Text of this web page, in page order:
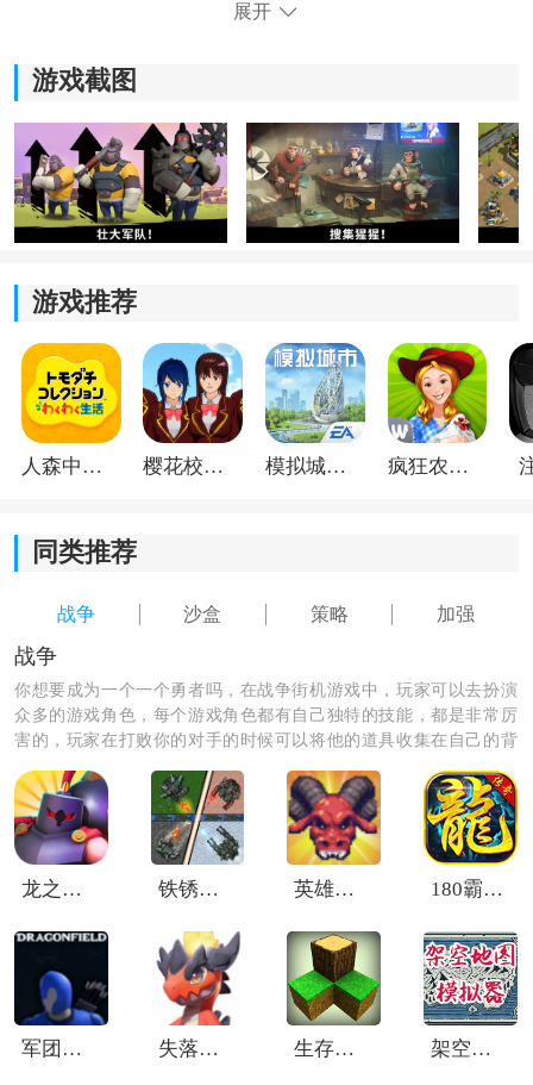
1.发展和加强您的基地，训练自己的军队，您将成为领土
发展的主人；
2.保护和掠夺材料也是您军队的战略任务；
并解锁高级武器；
4.与盟友一起在太空竞速中获得王牌！
《猿族时代》怎么玩：
1.猿族时代手游开局首先人口最好在7个人以上，虽然人
多了消耗也大，但是资源的获取效率是很高的，如果有
两个人狩猎的技能到10基本每次都能打到10多个肉了，
展开
游戏截图
游戏推荐
人森中文版 樱花校园模拟器1.048.00中文版 模拟城市我是巿长联机版 疯狂农场3美国派19
同类推荐
战争 沙盒 策略 加强
战争
你想要成为一个一个勇者吗，在战争街机游戏中，玩家可以去扮演
众多的游戏角色，每个游戏角色都有自己独特的技能，都是非常厉
害的，玩家在打败你的对手的时候可以将他的道具收集在自己的背
时候也是会遇到很多危险的，玩家应当格外的注意哦。
龙之自走棋 铁锈战争ek模组 英雄瞭望 180霸道传奇
军团领地战争 失落的绿洲怪物战争 生存战争沙盒 架空地图模拟器